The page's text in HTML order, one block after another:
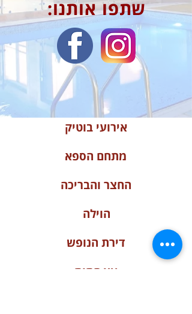
שתפו אותנו:
אירועי בוטיק
מתחם הספא
החצר והבריכה
הוילה
דירת הנופש
עץ התות